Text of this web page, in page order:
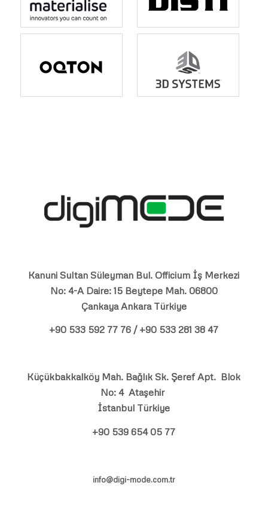
Kanuni Sultan Süleyman Bul. Officium İş Merkezi
No: 4-A Daire: 15 Beytepe Mah. 06800
Çankaya Ankara Türkiye
+90 533 592 77 76 / +90 533 281 38 47
Küçükbakkalköy Mah. Bağlık Sk. Şeref Apt. Blok
No: 4 Ataşehir
İstanbul Türkiye
+90 539 654 05 77
info@digi-mode.com.tr